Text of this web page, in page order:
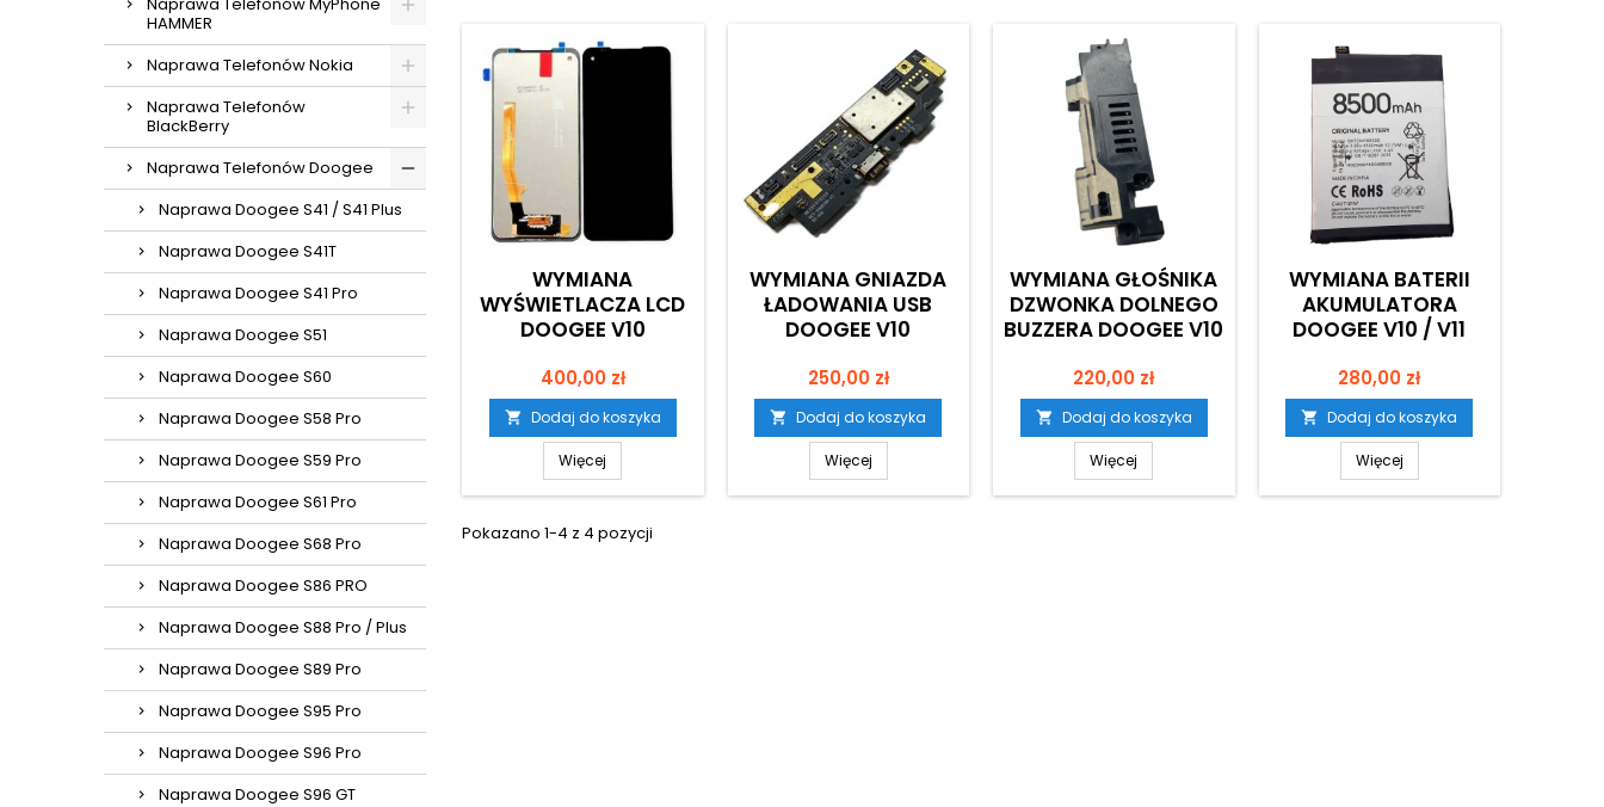
HAMMER
Naprawa Telefonów Nokia
Naprawa Telefonów
BlackBerry
Naprawa Telefonów Doogee
Naprawa Doogee S41 / S41 Plus
Naprawa Doogee S41T
Naprawa Doogee S41 Pro
Naprawa Doogee S51
Naprawa Doogee S60
Naprawa Doogee S58 Pro
Naprawa Doogee S59 Pro
Naprawa Doogee S61 Pro
Naprawa Doogee S68 Pro
Naprawa Doogee S86 PRO
Naprawa Doogee S88 Pro / Plus
Naprawa Doogee S89 Pro
Naprawa Doogee S95 Pro
Naprawa Doogee S96 Pro
Naprawa Doogee S96 GT
WYMIANA
WYŚWIETLACZA LCD
DOOGEE V10
Cena
400,00 zł
 Dodaj do koszyka
Więcej
WYMIANA GNIAZDA
ŁADOWANIA USB
DOOGEE V10
Cena
250,00 zł
 Dodaj do koszyka
Więcej
WYMIANA GŁOŚNIKA
DZWONKA DOLNEGO
BUZZERA DOOGEE V10
Cena
220,00 zł
 Dodaj do koszyka
Więcej
WYMIANA BATERII
AKUMULATORA
DOOGEE V10 / V11
Cena
280,00 zł
 Dodaj do koszyka
Więcej
Pokazano 1-4 z 4 pozycji